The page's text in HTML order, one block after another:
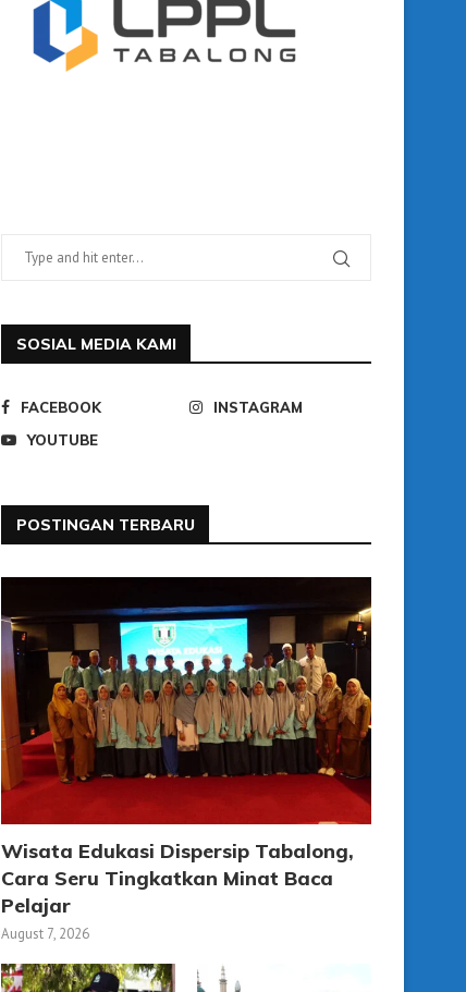
SOSIAL MEDIA KAMI
FACEBOOK
INSTAGRAM
YOUTUBE
POSTINGAN TERBARU
Wisata Edukasi Dispersip Tabalong,
Cara Seru Tingkatkan Minat Baca
Pelajar
August 7, 2026